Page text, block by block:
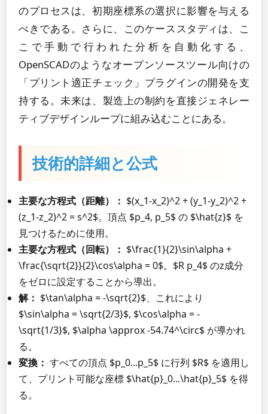
のプロセスは、初期座標系の選択に影響を与える
べきである。さらに、このケーススタディは、こ
こで手動で行われた分析を自動化する、
OpenSCADのようなオープンソースツール向けの
「プリント適正チェック」プラグインの開発を支
持する。未来は、製造上の制約を直接ジェネレー
ティブデザインループに組み込むことにある。
技術的詳細と公式
主要な方程式（距離）： $(x_1-x_2)^2 + (y_1-y_2)^2 +
(z_1-z_2)^2 = s^2$。頂点 $p_4, p_5$ の $\hat{z}$ を
見つけるために使用。
主要な方程式（回転）： $\frac{1}{2}\sin\alpha +
\frac{\sqrt{2}}{2}\cos\alpha = 0$。$R p_4$ のz成分
をゼロに設定することから導出。
解： $\tan\alpha = -\sqrt{2}$、これにより
$\sin\alpha = \sqrt{2/3}$, $\cos\alpha = -
\sqrt{1/3}$, $\alpha \approx -54.74^\circ$ が導かれ
る。
変換： すべての頂点 $p_0...p_5$ に行列 $R$ を適用し
て、プリント可能な座標 $\hat{p}_0...\hat{p}_5$ を得
る。